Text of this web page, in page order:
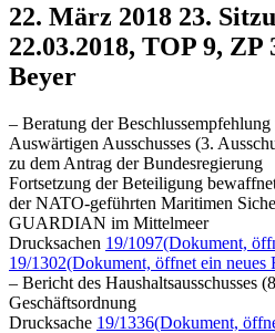
22. März 2018 23.
22.03.2018, TOP 9,
Beyer
– Beratung der
Auswärtigen Ausschusses (3.
zu dem Antrag der Bundesregierung
Fortsetzung der Beteiligung
der NATO-geführten Maritimen
GUARDIAN im Mittelmeer
Drucksachen 19/1097(Dokument,
19/1302(Dokument, öffnet ein neues
– Bericht des Haushaltsausschusses
Geschäftsordnung
Drucksache 19/1336(Dokument,